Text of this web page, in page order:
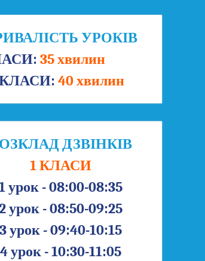
УРОКІВ
35 хвилин
КЛАСИ: 40 хвилин
ДЗВІНКІВ
1 КЛАСИ
урок - 08:00-08:35
урок - 08:50-09:25
3 урок - 09:40-10:15
4 урок - 10:30-11:05